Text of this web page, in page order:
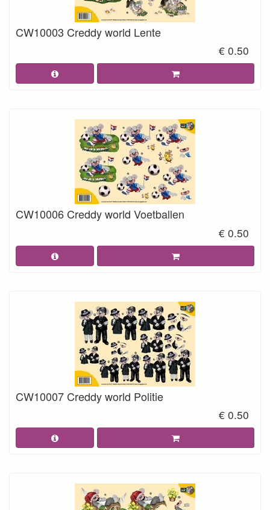
CW10003 Creddy world Lente
€ 0.50
CW10006 Creddy world Voetballen
€ 0.50
CW10007 Creddy world Politie
€ 0.50